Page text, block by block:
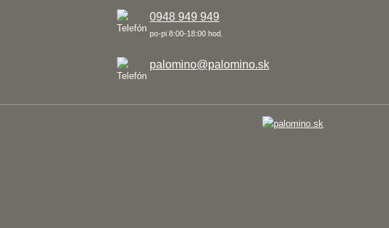
0948 949 949
po-pi 8:00-18:00 hod.
palomino@palomino.sk